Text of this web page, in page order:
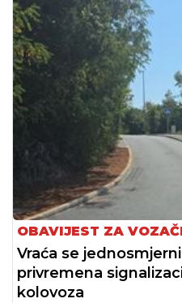
OBAVIJEST ZA
Vraća se
privremena
kolovoza